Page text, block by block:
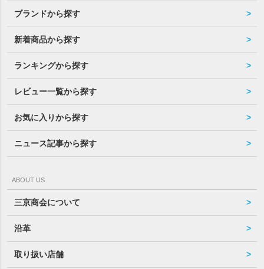
ブランドから探す
新着商品から探す
ランキングから探す
レビュー一覧から探す
お気に入りから探す
ニュース記事から探す
ABOUT US
三京商会について
沿革
取り扱い店舗